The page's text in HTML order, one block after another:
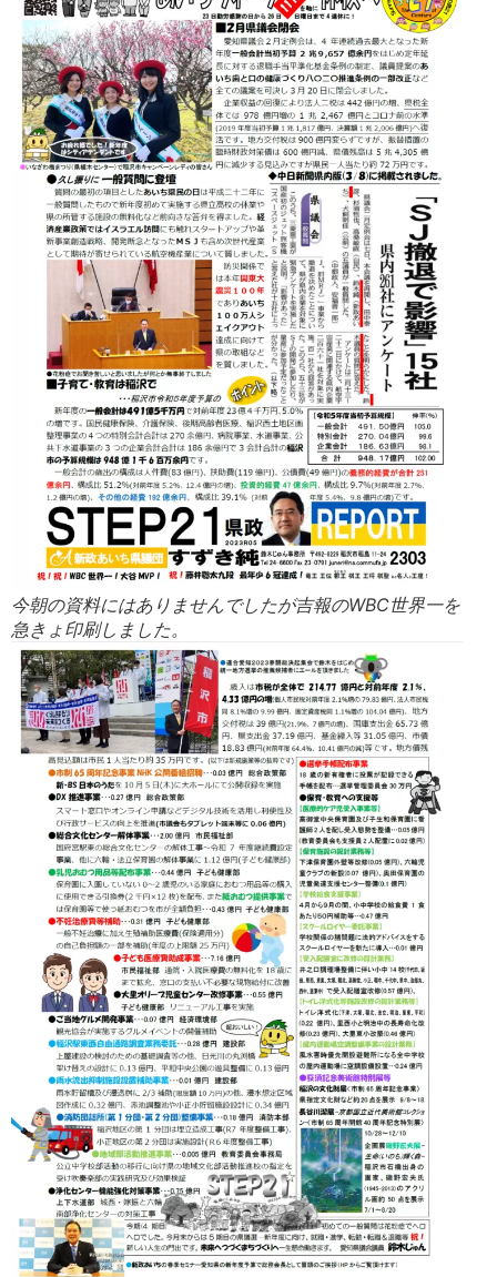
今朝の資料にはありませんでしたが吉報のWBC世界一を
急きょ印刷しました。